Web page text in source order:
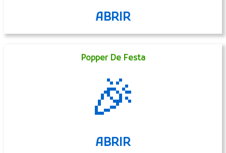
ABRIR
Popper De Festa
🎉
ABRIR